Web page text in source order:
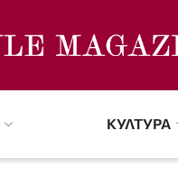
КУЛТУРА